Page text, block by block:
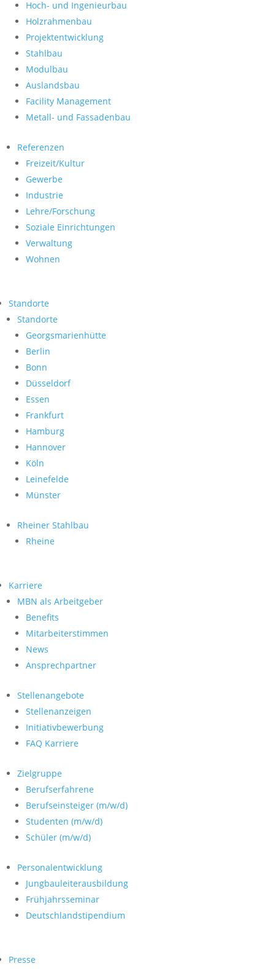
Hoch- und Ingenieurbau
Holzrahmenbau
Projektentwicklung
Stahlbau
Modulbau
Auslandsbau
Facility Management
Metall- und Fassadenbau
Referenzen
Freizeit/Kultur
Gewerbe
Industrie
Lehre/Forschung
Soziale Einrichtungen
Verwaltung
Wohnen
Standorte
Standorte
Georgsmarienhütte
Berlin
Bonn
Düsseldorf
Essen
Frankfurt
Hamburg
Hannover
Köln
Leinefelde
Münster
Rheiner Stahlbau
Rheine
Karriere
MBN als Arbeitgeber
Benefits
Mitarbeiterstimmen
News
Ansprechpartner
Stellenangebote
Stellenanzeigen
Initiativbewerbung
FAQ Karriere
Zielgruppe
Berufserfahrene
Berufseinsteiger (m/w/d)
Studenten (m/w/d)
Schüler (m/w/d)
Personalentwicklung
Jungbauleiterausbildung
Frühjahrsseminar
Deutschlandstipendium
Presse